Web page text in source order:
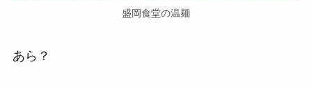
盛岡食堂の温麺
あら？